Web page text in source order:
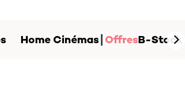
Home Cinémas OffresB-Stock